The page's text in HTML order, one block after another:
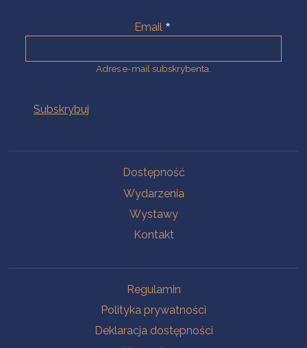
Email
Adres e-mail subskrybenta.
Dostępność
Wydarzenia
Wystawy
Kontakt
Regulamin
Polityka prywatności
Deklaracja dostępności